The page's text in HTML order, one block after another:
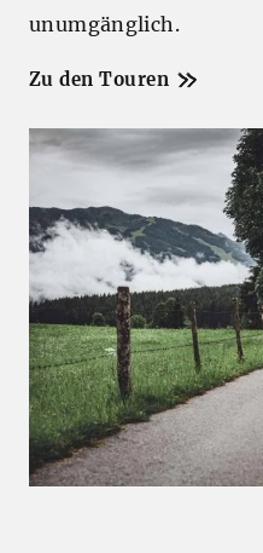
unumgänglich.
Zu den Touren